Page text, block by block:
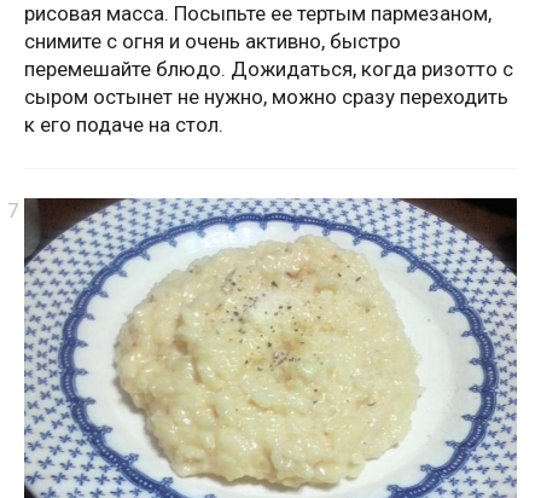
рисовая масса. Посыпьте ее тертым пармезаном,
снимите с огня и очень активно, быстро
перемешайте блюдо. Дожидаться, когда ризотто с
сыром остынет не нужно, можно сразу переходить
к его подаче на стол.